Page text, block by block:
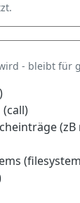
- bleibt für